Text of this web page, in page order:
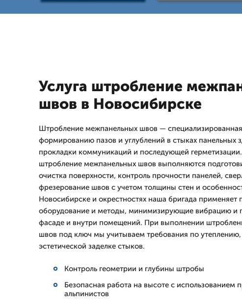
Услуга штробление
швов в Новосибирске
Штробление межпанельных швов —
формированию пазов и углублений в стыках панельных
прокладки коммуникаций и последующей герметизации.
штробление межпанельных швов выполняются
очистка поверхности, контроль прочности панелей,
фрезерование швов с учетом толщины стен и
Новосибирске и окрестностях наша бригада применяет
оборудование и методы, минимизирующие вибрацию и
фасаде и внутри помещений. При выполнении
швов под ключ мы учитываем требования по утеплению,
эстетической заделке стыков.
Контроль геометрии и глубины штробы
Безопасная работа на высоте с
альпинистов